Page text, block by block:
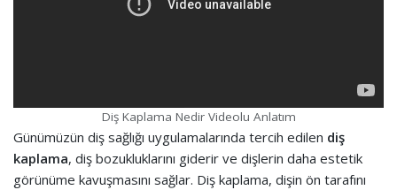
Diş Kaplama Nedir Videolu Anlatım
Günümüzün diş sağlığı uygulamalarında tercih edilen diş
kaplama, diş bozukluklarını giderir ve dişlerin daha estetik
görünüme kavuşmasını sağlar. Diş kaplama, dişin ön tarafını